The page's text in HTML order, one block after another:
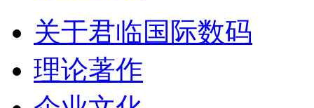
关于君临国际数码
理论著作